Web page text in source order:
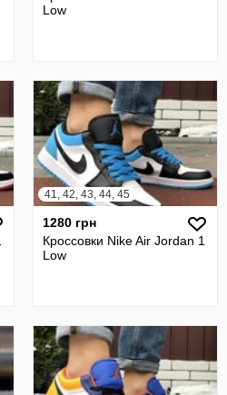
Low
41, 42, 43, 44, 45
1280 грн
Кроссовки Nike Air Jordan 1
Low